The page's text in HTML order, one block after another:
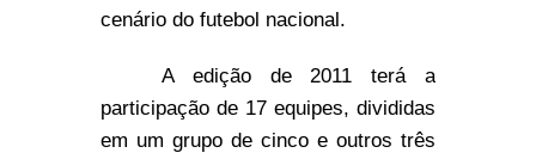
cenário do futebol nacional.
A edição de 2011 terá a
participação de 17 equipes, divididas
em um grupo de cinco e outros três